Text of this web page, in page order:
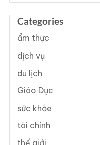
Categories
ẩm thực
dịch vụ
du lịch
Giáo Dục
sức khỏe
tài chính
thế giới